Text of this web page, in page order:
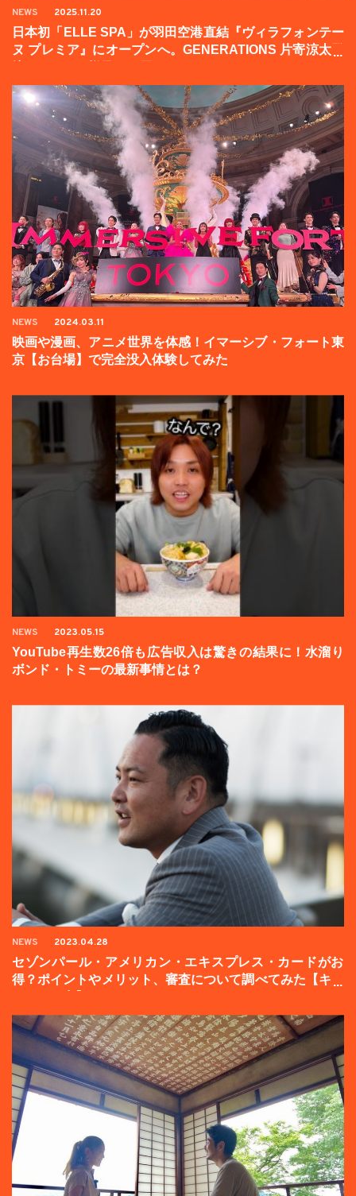
NEWS 2025.11.20
日本初「ELLE SPA」が羽田空港直結『ヴィラフォンテー
ヌ プレミア』にオープンへ。GENERATIONS 片寄涼太登
NEWS 2024.03.11
映画や漫画、アニメ世界を体感！イマーシブ・フォート東
京【お台場】で完全没入体験してみた
NEWS 2023.05.15
YouTube再生数26倍も広告収入は驚きの結果に！水溜り
ボンド・トミーの最新事情とは？
NEWS 2023.04.28
セゾンパール・アメリカン・エキスプレス・カードがお
得？ポイントやメリット、審査について調べてみた【キャ